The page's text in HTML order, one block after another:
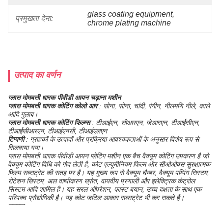
प्रमुखता देना:
glass coating equipment,
chrome plating machine
उत्पाद का वर्णन
ग्लास मोमबत्ती धारक पीवीडी आयन चढ़ाना मशीन
ग्लास मोमबत्ती धारक कोटिंग कोलोआर: सोना, सोना, चांदी, रंगीन, नीलमणि नीले, काले
आदि गुलाब।
ग्लास मोमबत्ती धारक कोटिंग फिल्म्स: टीआईएन, सीआरएन, जेआरएन, टीआईसीएन,
टीआईसीआरएन, टीआईएनसी, टीआईएलएन
टिप्पणी: ग्राहकों के उत्पादों और प्रक्रिया आवश्यकताओं के अनुसार विशेष रूप से
सिलवाया गया।
ग्लास मोमबत्ती धारक पीवीडी आयन प्लेटिंग मशीन एक बैच वैक्यूम कोटिंग उपकरण है जो
वैक्यूम कोटिंग विधि को गोद लेती है, कोट एल्यूमीनियम फिल्म और सीओओक्स सुरक्षात्मक
फिल्म सब्सट्रेट की सतह पर है। यह मुख्य रूप से वैक्यूम चैम्बर, वैक्यूम पम्पिंग सिस्टम,
रोटेशन सिस्टम, अल वाष्पीकरण स्रोत, वायवीय प्रणाली और इलेक्ट्रिक कंट्रोल
सिस्टम आदि शामिल है। यह सरल ऑपरेशन, फास्ट बयान, उच्च दक्षता के साथ एक
परिपक्व प्रौद्योगिकी है। यह कोट जटिल आकार सब्सट्रेट भी कर सकते हैं।